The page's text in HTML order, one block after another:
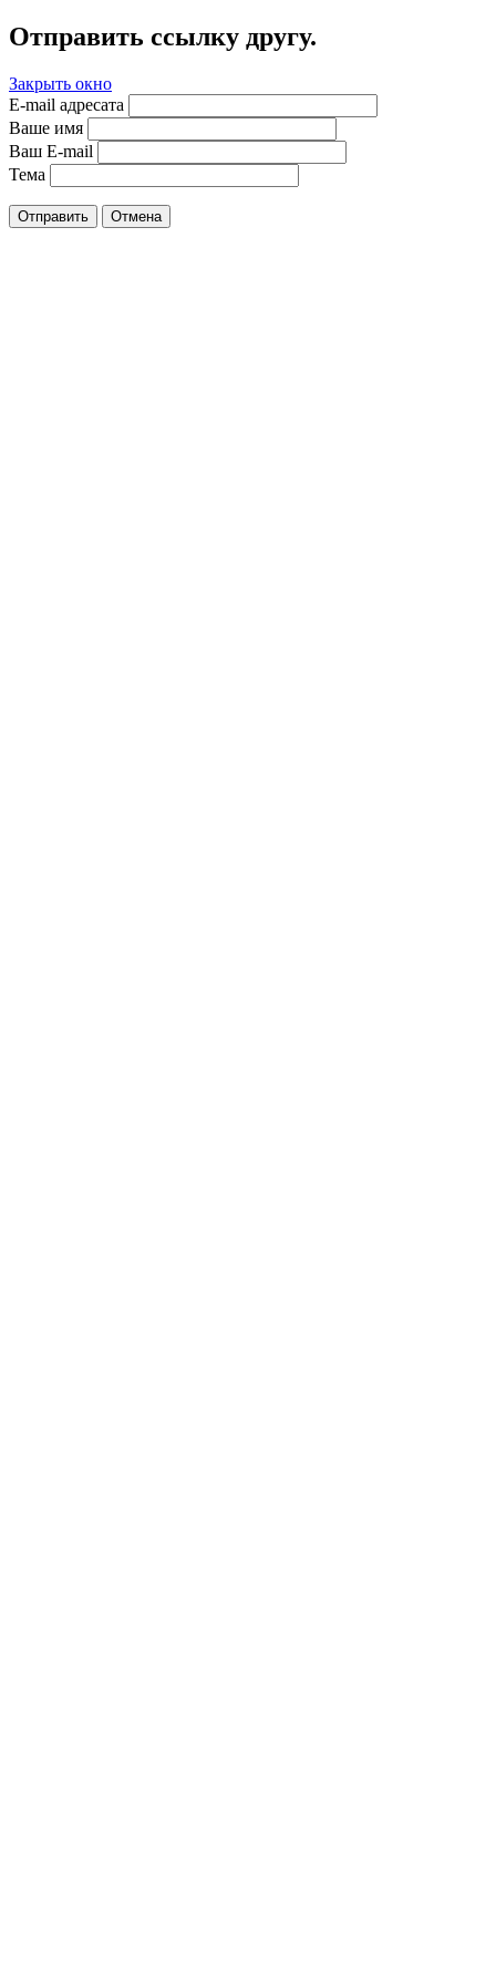
Отправить ссылку другу.
Закрыть окно
E-mail адресата
Ваше имя
Ваш E-mail
Тема
Отправить Отмена